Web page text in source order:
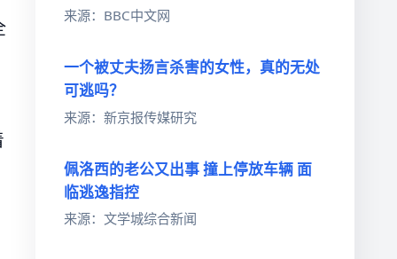
来源：BBC中文网
一个被丈夫扬言杀害的女性，真的无处
可逃吗？
来源：新京报传媒研究
佩洛西的老公又出事 撞上停放车辆 面
临逃逸指控
来源：文学城综合新闻